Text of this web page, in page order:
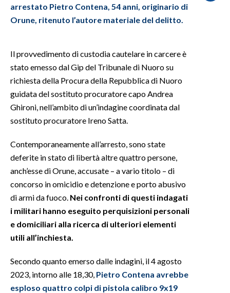
EVENTI
3 MINUTI CON
INSULARITÀ
INFO AZIENDE
ABBONATI
ANNUNCI
NECROLOGI
PUBBLICITÀ
SPIAGGE
arrestato Pietro Contena, 54 anni, originario di
Orune, ritenuto l’autore materiale del delitto.
Il provvedimento di custodia cautelare in carcere è
stato emesso dal Gip del Tribunale di Nuoro su
richiesta della Procura della Repubblica di Nuoro
guidata del sostituto procuratore capo Andrea
Ghironi, nell’ambito di un’indagine coordinata dal
sostituto procuratore Ireno Satta.
Contemporaneamente all’arresto, sono state
deferite in stato di libertà altre quattro persone,
anch’esse di Orune, accusate – a vario titolo – di
concorso in omicidio e detenzione e porto abusivo
di armi da fuoco. Nei confronti di questi indagati
i militari hanno eseguito perquisizioni personali
e domiciliari alla ricerca di ulteriori elementi
utili all’inchiesta.
Secondo quanto emerso dalle indagini, il 4 agosto
2023, intorno alle 18,30, Pietro Contena avrebbe
esploso quattro colpi di pistola calibro 9x19